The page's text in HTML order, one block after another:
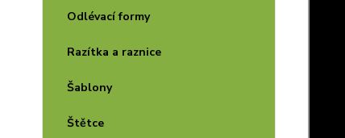
Odlévací formy
Razítka a raznice
Šablony
Štětce